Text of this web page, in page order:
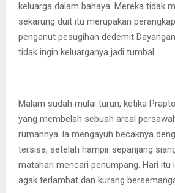
keluarga dalam bahaya. Mereka tidak
sekarung duit itu merupakan
penganut pesugihan dedemit
tidak ingin keluarganya jadi tumbal…
Malam sudah mulai turun, ketika
yang membelah sebuah areal
rumahnya. la mengayuh becaknya
tersisa, setelah hampir sepanjang
matahari mencari penumpang. Hari itu
agak terlambat dan kurang